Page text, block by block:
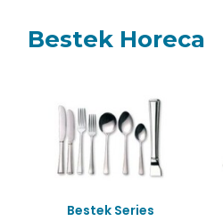
Bestek Horeca
Bestek Series